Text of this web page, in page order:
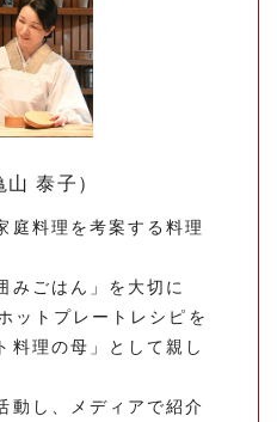
泰子）
庭料理を考案する料理
みごはん」を大切に
ットプレートレシピを
料理の母」として親し
動し、メディアで紹介